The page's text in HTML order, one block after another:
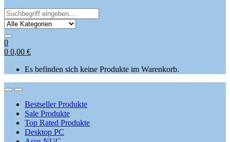
Search
for:
0
0 0,00 €
Es befinden sich keine Produkte im Warenkorb.
OpenClose
Bestseller Produkte
Sale Produkte
Top Rated Produkte
Desktop PC